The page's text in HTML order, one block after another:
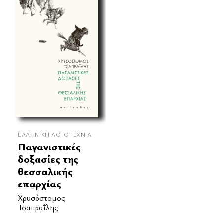
ΕΛΛΗΝΙΚΉ ΛΟΓΟΤΕΧΝΊΑ
Παγανιστικές
δοξασίες της
θεσσαλικής
επαρχίας
Χρυσόστομος
Τσαπραΐλης